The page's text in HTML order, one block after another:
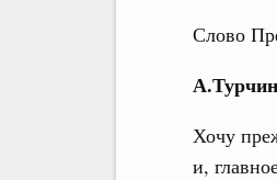
Слово
Хочу
и,